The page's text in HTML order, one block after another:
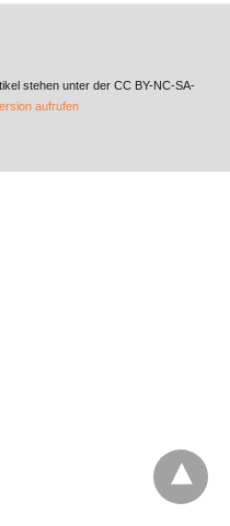
stehen unter der CC BY-NC-SA-
aufrufen